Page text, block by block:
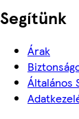
Segítünk
Árak
Általános